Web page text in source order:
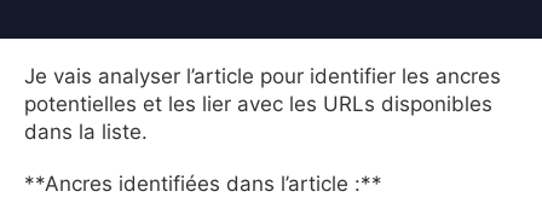
Je vais analyser l’article pour identifier les ancres
potentielles et les lier avec les URLs disponibles
dans la liste.
**Ancres identifiées dans l’article :**